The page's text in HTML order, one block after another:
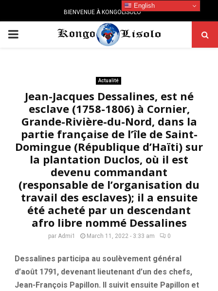
BIENVENUE À KONGOLISOLO
PRIMARY
Actualité
Jean-Jacques Dessalines, est né
esclave (1758-1806) à Cornier,
Grande-Rivière-du-Nord, dans la
partie française de l’île de Saint-
Domingue (République d’Haïti) sur
la plantation Duclos, où il est
devenu commandant
(responsable de l’organisation du
travail des esclaves); il a ensuite
été acheté par un descendant
afro libre nommé Dessalines
par Admi1 March 11, 2022 - 3:33 am 0
Dessalines participa au soulèvement général
d’août 1791, devenant lieutenant d’un des chefs,
Jean-François Papillon. Il suivit ensuite Papillon et
English